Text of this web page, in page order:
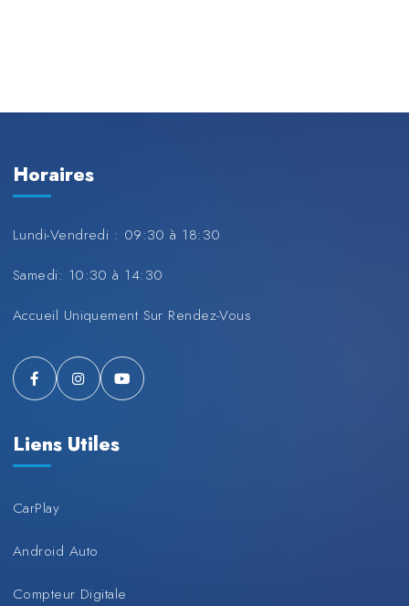
Horaires
Lundi-Vendredi : 09:30 à 18:30
Samedi: 10:30 à 14:30
Accueil Uniquement Sur Rendez-Vous
Liens Utiles
CarPlay
Android Auto
Compteur Digitale